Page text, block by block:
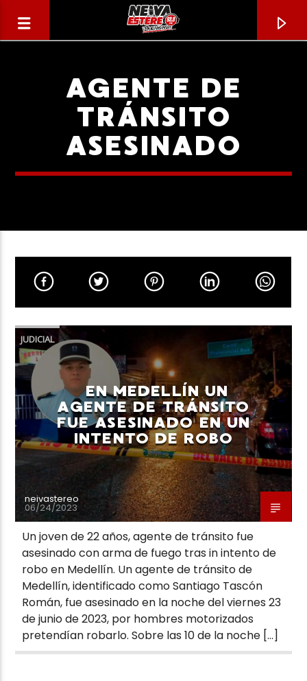
CANCIÓN ACTUAL
TÍTULO
Neiva Estereo
AGENTE DE
TRÁNSITO
ASESINADO
JUDICIAL
EN MEDELLÍN UN
AGENTE DE TRÁNSITO
FUE ASESINADO EN UN
INTENTO DE ROBO
neivastereo
06/24/2023
Un joven de 22 años, agente de tránsito fue
asesinado con arma de fuego tras in intento de
robo en Medellín. Un agente de tránsito de
Medellín, identificado como Santiago Tascón
Román, fue asesinado en la noche del viernes 23
de junio de 2023, por hombres motorizados
pretendían robarlo. Sobre las 10 de la noche […]